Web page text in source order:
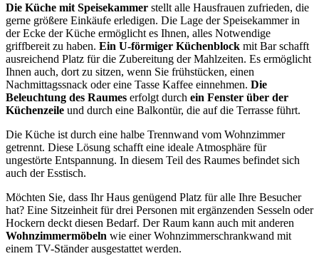
Die Küche mit Speisekammer stellt alle Hausfrauen zufrieden, die
gerne größere Einkäufe erledigen. Die Lage der Speisekammer in
der Ecke der Küche ermöglicht es Ihnen, alles Notwendige
griffbereit zu haben. Ein U-förmiger Küchenblock mit Bar schafft
ausreichend Platz für die Zubereitung der Mahlzeiten. Es ermöglicht
Ihnen auch, dort zu sitzen, wenn Sie frühstücken, einen
Nachmittagssnack oder eine Tasse Kaffee einnehmen. Die
Beleuchtung des Raumes erfolgt durch ein Fenster über der
Küchenzeile und durch eine Balkontür, die auf die Terrasse führt.
Die Küche ist durch eine halbe Trennwand vom Wohnzimmer
getrennt. Diese Lösung schafft eine ideale Atmosphäre für
ungestörte Entspannung. In diesem Teil des Raumes befindet sich
auch der Esstisch.
Möchten Sie, dass Ihr Haus genügend Platz für alle Ihre Besucher
hat? Eine Sitzeinheit für drei Personen mit ergänzenden Sesseln oder
Hockern deckt diesen Bedarf. Der Raum kann auch mit anderen
Wohnzimmermöbeln wie einer Wohnzimmerschrankwand mit
einem TV-Ständer ausgestattet werden.